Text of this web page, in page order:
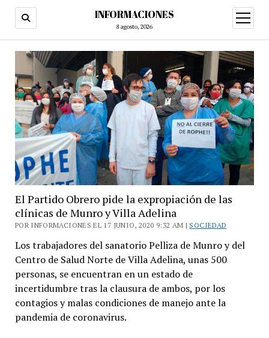
INFORMACIONES
8 agosto, 2026
abrir
menú
El Partido Obrero pide la expropiación de las
clínicas de Munro y Villa Adelina
POR INFORMACIONES EL 17 JUNIO, 2020 9:32 AM | SOCIEDAD
Los trabajadores del sanatorio Pelliza de Munro y del
Centro de Salud Norte de Villa Adelina, unas 500
personas, se encuentran en un estado de
incertidumbre tras la clausura de ambos, por los
contagios y malas condiciones de manejo ante la
pandemia de coronavirus.